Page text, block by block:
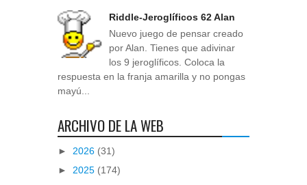
Riddle-Jeroglíficos 62 Alan
Nuevo juego de pensar creado
por Alan. Tienes que adivinar
los 9 jeroglíficos. Coloca la
respuesta en la franja amarilla y no pongas
mayú...
ARCHIVO DE LA WEB
► 2026 (31)
► 2025 (174)